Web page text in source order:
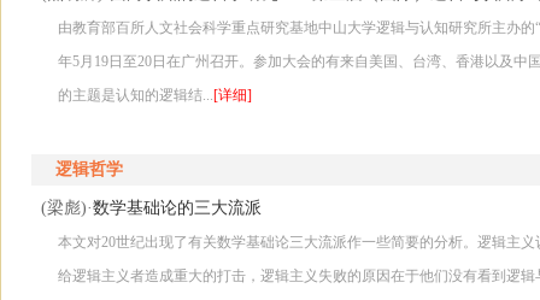
由教育部百所人文社会科学重点研究基地中山大学逻辑与认知研究所主办
年5月19日至20日在广州召开。参加大会的有来自美国、台湾、香港以及中
的主题是认知的逻辑结...[详细]
逻辑哲学
(梁彪)·数学基础论的三大流派
本文对20世纪出现了有关数学基础论三大流派作一些简要的分析。逻辑主
给逻辑主义者造成重大的打击，逻辑主义失败的原因在于他们没有看到逻